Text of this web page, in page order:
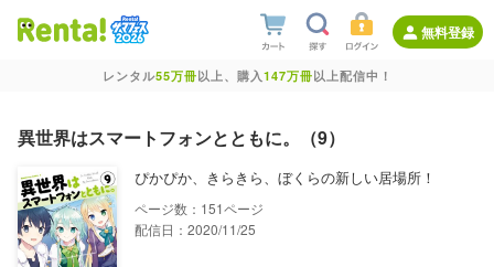
無料登録
レンタル55万冊以上、購入147万冊以上配信中！
異世界はスマートフォンとともに。（9）
ぴかぴか、きらきら、ぼくらの新しい居場所！
151
配信日：2020/11/25